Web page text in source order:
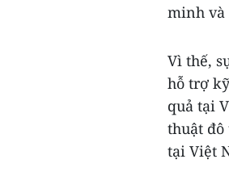
minh và
Vì thế,
hỗ trợ
quả tại
thuật
tại Việt